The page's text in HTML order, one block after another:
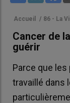
Accueil / 86 - La
Cancer de
guérir
Parce que
travaillé dans